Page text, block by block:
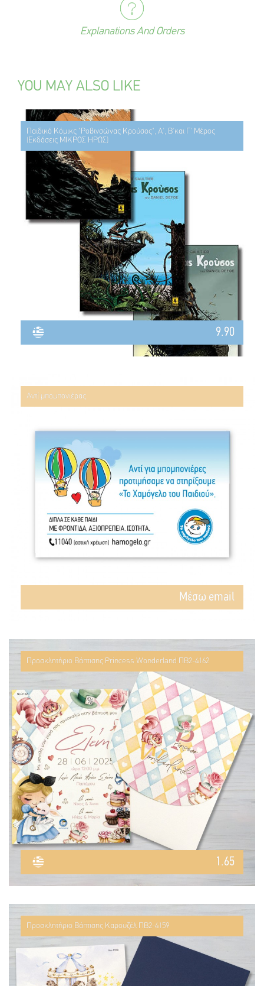
Explanations And Orders
YOU MAY ALSO LIKE
Παιδικό Κόμικς "Ροβινσώνας Κρούσος", Α', Β'και Γ' Μέρος
(Εκδόσεις ΜΙΚΡΟΣ ΗΡΩΣ)
9.90
Αντί μπομπονιέρας
Mέσω email
Προσκλητήριο Βάπτισης Princess Wonderland ΠΒ2-4162
1.65
Προσκλητήριο Βάπτισης Καρουζέλ ΠΒ2-4159